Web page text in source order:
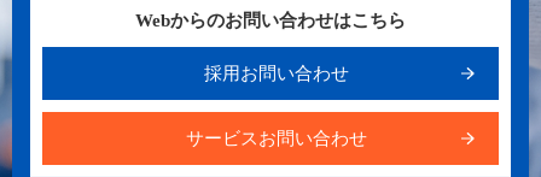
Webからのお問い合わせはこちら
採用お問い合わせ
サービスお問い合わせ